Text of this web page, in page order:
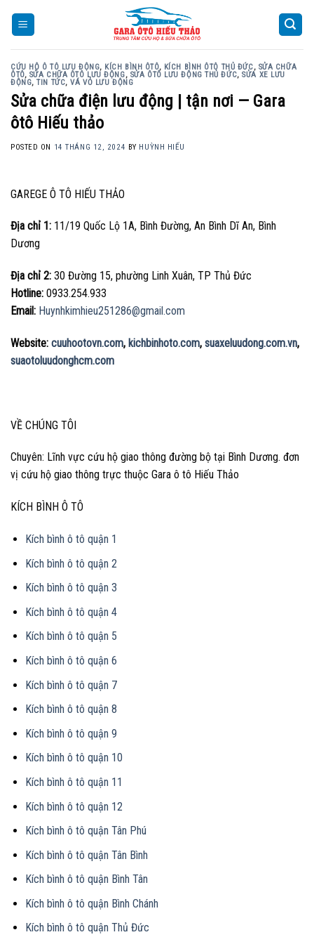
CỨU HỘ Ô TÔ LƯU ĐỘNG, KÍCH BÌNH ÔTÔ, KÍCH BÌNH ÔTÔ THỦ ĐỨC, SỬA CHỮA
ÔTÔ, SỬA CHỮA ÔTÔ LƯU ĐỘNG, SỬA ÔTÔ LƯU ĐỘNG THỦ ĐỨC,SỬA XE LƯU
ĐỘNG,TIN TỨC,VÁ VỎ LƯU ĐỘNG
Sửa chữa điện lưu động | tận nơi — Gara
ôtô Hiếu thảo
POSTED ON 14 THÁNG 12, 2024 BY HUỲNH HIẾU
GAREGE Ô TÔ HIẾU THẢO
Địa chỉ 1: 11/19 Quốc Lộ 1A, Bình Đường, An Bình Dĩ An, Bình
Dương
Địa chỉ 2: 30 Đường 15, phường Linh Xuân, TP Thủ Đức
Hotline: 0933.254.933
Email: Huynhkimhieu251286@gmail.com
Website: cuuhootovn.com, kichbinhoto.com, suaxeluudong.com.vn,
suaotoluudonghcm.com
VỀ CHÚNG TÔI
Chuyên: Lĩnh vực cứu hộ giao thông đường bộ tại Bình Dương. đơn
vị cứu hộ giao thông trực thuộc Gara ô tô Hiếu Thảo
KÍCH BÌNH Ô TÔ
Kích bình ô tô quận 1
Kích bình ô tô quận 2
Kích bình ô tô quận 3
Kích bình ô tô quận 4
Kích bình ô tô quận 5
Kích bình ô tô quận 6
Kích bình ô tô quận 7
Kích bình ô tô quận 8
Kích bình ô tô quận 9
Kích bình ô tô quận 10
Kích bình ô tô quận 11
Kích bình ô tô quận 12
Kích bình ô tô quận Tân Phú
Kích bình ô tô quận Tân Bình
Kích bình ô tô quận Bình Tân
Kích bình ô tô quận Bình Chánh
Kích bình ô tô quận Thủ Đức